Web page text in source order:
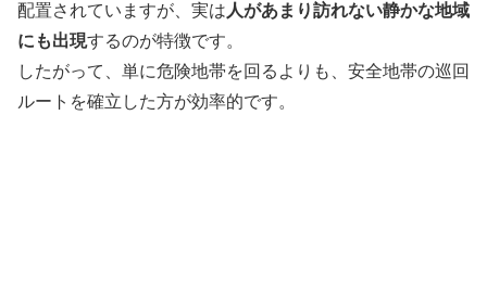
配置されていますが、実は 人があまり訪れない静かな地域
にも出現するのが特徴です。
したがって、単に危険地帯を回るよりも、安全地帯の巡回
ルートを確立した方が効率的です。